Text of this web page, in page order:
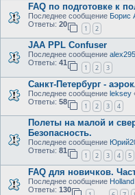
FAQ по подготовке к
Последнее сообщение Борис
Ответы: 20
1 2
JAA PPL Confuser
Последнее сообщение alex295
Ответы: 41
1 2 3
Санкт-Петербург -
Последнее сообщение leksey
Ответы: 58
1 2 3 4
Полеты на малой и
Безопасность.
Последнее сообщение
Ответы: 81
1 2 3 4 5
FAQ для новичков.
Последнее сообщение Holland
Ответы: 130